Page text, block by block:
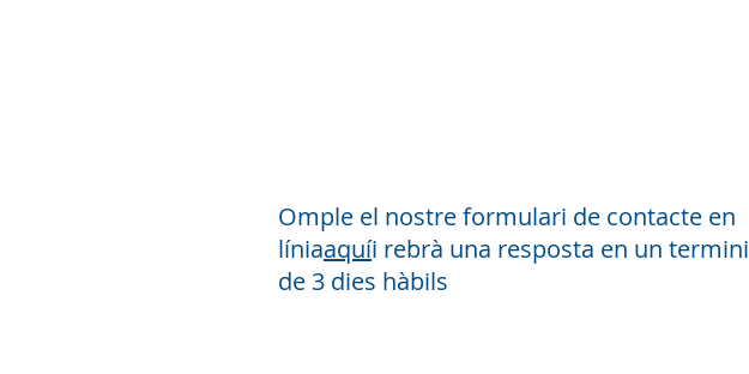
Omple el nostre formulari de contacte en
líniaaquíi rebrà una resposta en un termini
de 3 dies hàbils